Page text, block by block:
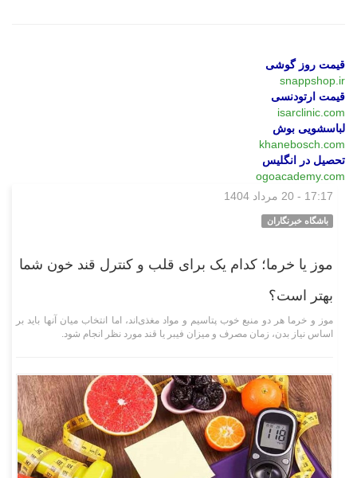
قیمت روز گوشی
snappshop.ir
قیمت ارتودنسی
isarclinic.com
لباسشویی بوش
khanebosch.com
تحصیل در انگلیس
ogoacademy.com
17:17 - 20 مرداد 1404
باشگاه خبرنگاران
موز یا خرما؛ کدام یک برای قلب و کنترل قند خون شما
بهتر است؟
موز و خرما هر دو منبع خوب پتاسیم و مواد مغذی‌اند، اما انتخاب میان آنها باید بر
اساس نیاز بدن، زمان مصرف و میزان فیبر یا قند مورد نظر انجام شود.